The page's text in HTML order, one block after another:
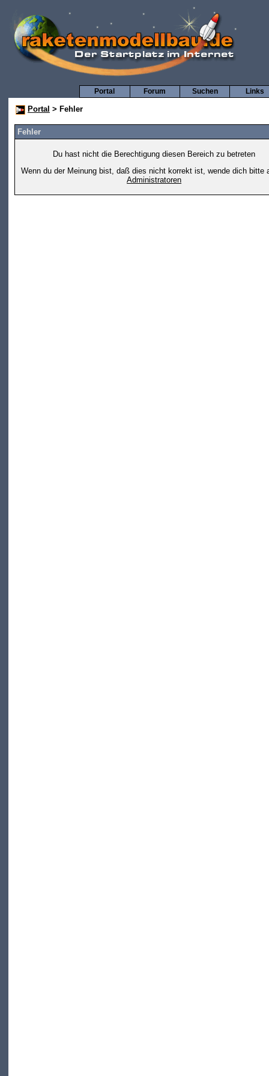
Links
Suchen
Forum
Portal
Portal > Fehler
Fehler
Du hast nicht die Berechtigung diesen Bereich zu betreten
Wenn du der Meinung bist, daß dies nicht korrekt ist, wende dich bitte
Administratoren